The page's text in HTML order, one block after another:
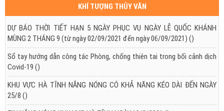
KHÍ TƯỢNG THỦY VĂN
DỰ BÁO THỜI TIẾT HẠN 5 NGÀY PHỤC VỤ NGÀY LỄ QUỐC KHÁNH
MÙNG 2 THÁNG 9 (từ ngày 02/09/2021 đến ngày 06/09/2021) ()
Sổ tay hướng dẫn công tác Phòng, chống thiên tai trong bối cảnh dịch
Covid-19 ()
KHU VỰC HÀ TĨNH NẮNG NÓNG CÓ KHẢ NĂNG KÉO DÀI ĐẾN NGÀY
25/8 ()